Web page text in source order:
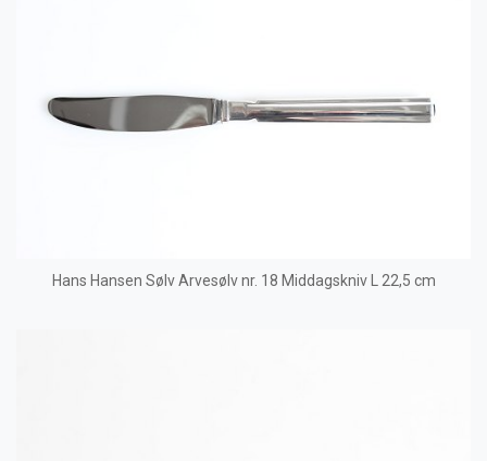
Hans Hansen Sølv Arvesølv nr. 18 Middagskniv L 22,5 cm